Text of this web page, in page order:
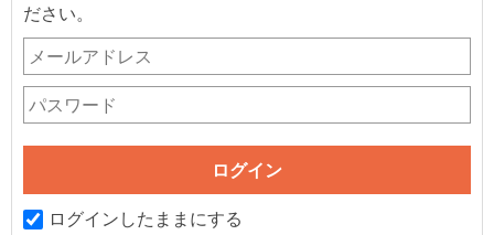
ださい。
ログインしたままにする